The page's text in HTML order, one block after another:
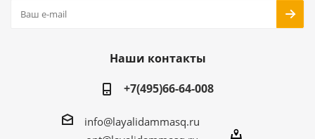
Наши контакты
+7(495)66-64-008
info@layalidammasq.ru